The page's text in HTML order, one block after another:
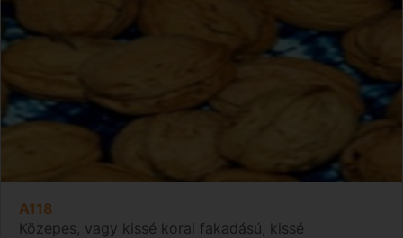
A118
Közepes, vagy kissé korai fakadású, kissé